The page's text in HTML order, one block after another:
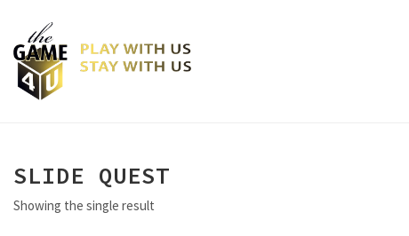
SLIDE QUEST
Showing the single result